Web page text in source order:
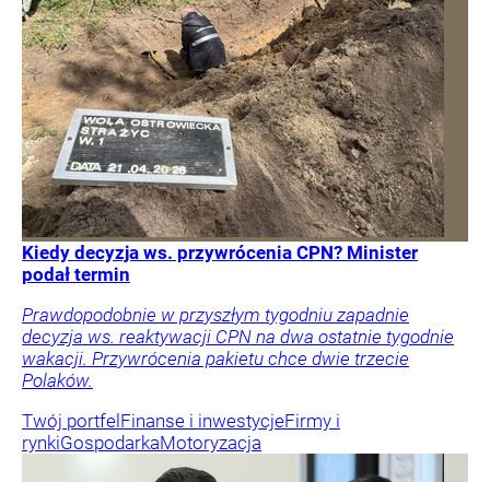
Kiedy decyzja ws. przywrócenia CPN? Minister
podał termin
Prawdopodobnie w przyszłym tygodniu zapadnie
decyzja ws. reaktywacji CPN na dwa ostatnie tygodnie
wakacji. Przywrócenia pakietu chce dwie trzecie
Polaków.
Twój portfelFinanse i inwestycjeFirmy i
rynkiGospodarkaMotoryzacja